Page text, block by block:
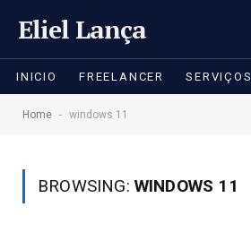
Eliel Lança
INICIO FREELANCER SERVIÇOS
Home - windows 11
BROWSING: WINDOWS 11